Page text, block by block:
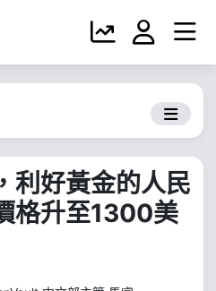
利好黃金的人民
格升至1300美